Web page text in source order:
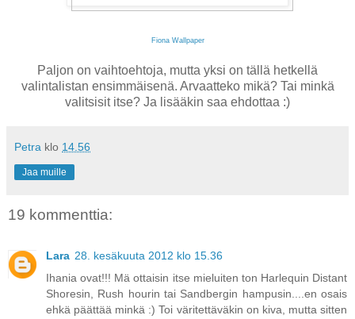
Fiona Wallpaper
Paljon on vaihtoehtoja, mutta yksi on tällä hetkellä
valintalistan ensimmäisenä. Arvaatteko mikä? Tai minkä
valitsisit itse? Ja lisääkin saa ehdottaa :)
Petra klo 14.56
Jaa muille
19 kommenttia:
Lara 28. kesäkuuta 2012 klo 15.36
Ihania ovat!!! Mä ottaisin itse mieluiten ton Harlequin Distant
Shoresin, Rush hourin tai Sandbergin hampusin....en osais
ehkä päättää minkä :) Toi väritettäväkin on kiva, mutta sitten